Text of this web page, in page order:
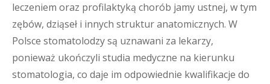
leczeniem oraz profilaktyką chorób jamy ustnej, w tym
zębów, dziąseł i innych struktur anatomicznych. W
Polsce stomatolodzy są uznawani za lekarzy,
ponieważ ukończyli studia medyczne na kierunku
stomatologia, co daje im odpowiednie kwalifikacje do